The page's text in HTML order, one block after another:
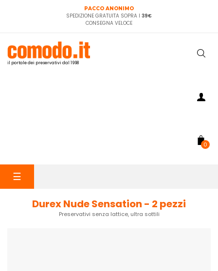
PACCO ANONIMO
SPEDIZIONE GRATUITA SOPRA I 39€
CONSEGNA VELOCE
il portale dei preservativi dal 1998
0
navigazione
☰
Durex Nude Sensation - 2 pezzi
Preservativi senza lattice, ultra sottili